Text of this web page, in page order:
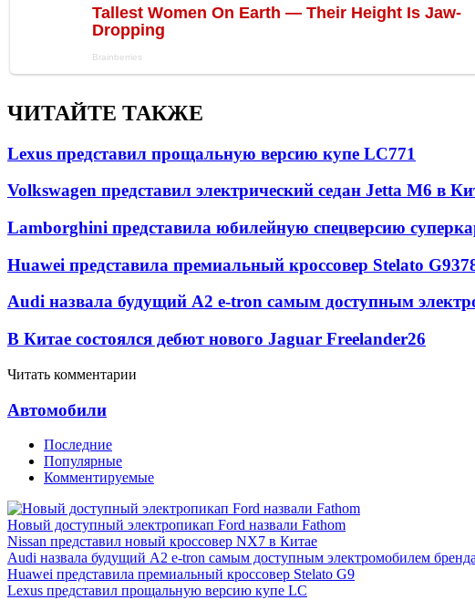
ЧИТАЙТЕ ТАКЖЕ
Lexus представил прощальную версию купе LC771
Volkswagen представил электрический седан Jetta M6 в
Lamborghini представила юбилейную спецверсию
Huawei представила премиальный кроссовер Stelato G9
Audi назвала будущий A2 e-tron самым доступным
В Китае состоялся дебют нового Jaguar Freelander26
Читать комментарии
Автомобили
Последние
Популярные
Комментируемые
Новый доступный электропикап Ford назвали Fathom
Nissan представил новый кроссовер NX7 в Китае
Audi назвала будущий A2 e-tron самым доступным электромобилем бренда
Huawei представила премиальный кроссовер Stelato G9
Lexus представил прощальную версию купе LC